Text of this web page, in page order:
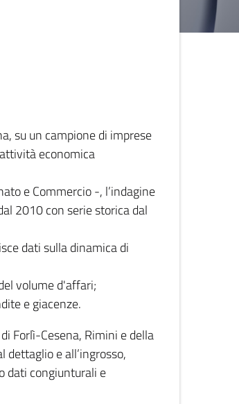
su un campione di imprese
economica
e Commercio -, l’indagine
2010 con serie storica dal
dati sulla dinamica di
volume d'affari;
e giacenze.
Forlì-Cesena, Rimini e della
dettaglio e all’ingrosso,
dati congiunturali e